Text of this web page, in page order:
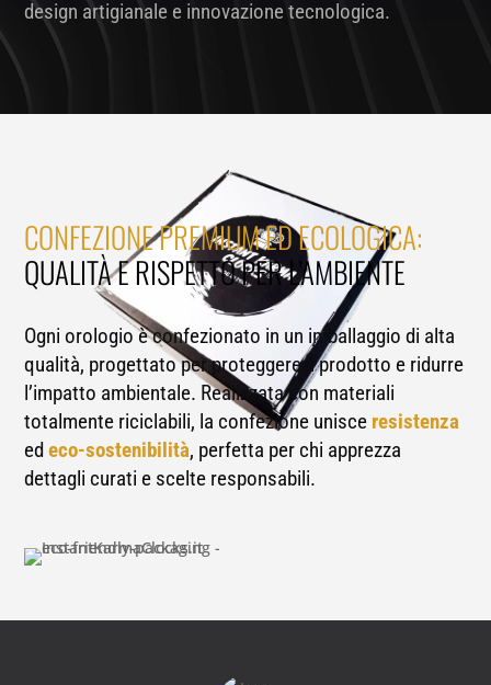
design artigianale e innovazione tecnologica.
CONFEZIONE PREMIUM ED ECOLOGICA:
QUALITÀ E RISPETTO PER L’AMBIENTE
Ogni orologio è confezionato in un imballaggio di alta
qualità, progettato per proteggere il prodotto e ridurre
l’impatto ambientale. Realizzata con materiali
totalmente riciclabili, la confezione unisce resistenza
edeco-sostenibilità, perfetta per chi apprezza
dettagli curati e scelte responsabili.